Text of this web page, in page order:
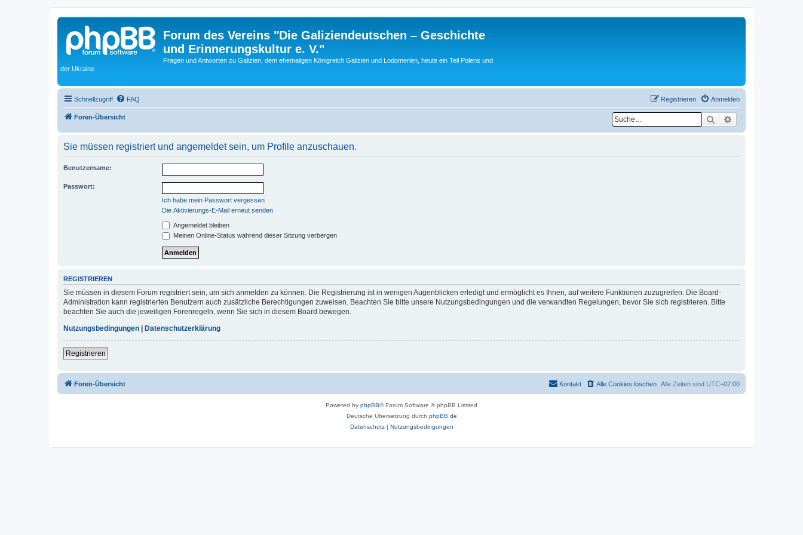
Forum des Vereins "Die Galiziendeutschen – Geschichte
und Erinnerungskultur e. V."
Fragen und Antworten zu Galizien, dem ehemaligen Königreich Galizien und Lodomerien, heute ein Teil Polens und
der Ukraine
Schnellzugriff FAQ Anmelden
Registrieren
Foren-Übersicht Suche
Sie müssen registriert und angemeldet sein, um Profile anzuschauen.
Benutzername:
Passwort:
Ich habe mein Passwort vergessen
Die Aktivierungs-E-Mail erneut senden
Angemeldet bleiben
Meinen Online-Status während dieser Sitzung verbergen
REGISTRIEREN
Sie müssen in diesem Forum registriert sein, um sich anmelden zu können. Die Registrierung ist in wenigen Augenblicken erledigt und ermöglicht es Ihnen, auf weitere Funktionen zuzugreifen. Die Board-
Administration kann registrierten Benutzern auch zusätzliche Berechtigungen zuweisen. Beachten Sie bitte unsere Nutzungsbedingungen und die verwandten Regelungen, bevor Sie sich registrieren. Bitte
beachten Sie auch die jeweiligen Forenregeln, wenn Sie sich in diesem Board bewegen.
Nutzungsbedingungen
Datenschutzerklärung
Registrieren
Foren-Übersicht Alle Zeiten sind UTC+02:00
Alle Cookies löschen
Kontakt
Powered by phpBB® Forum Software © phpBB Limited
Deutsche Übersetzung durch phpBB.de
Datenschutz| Nutzungsbedingungen